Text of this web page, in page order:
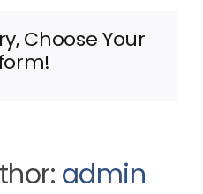
Choose Your
admin